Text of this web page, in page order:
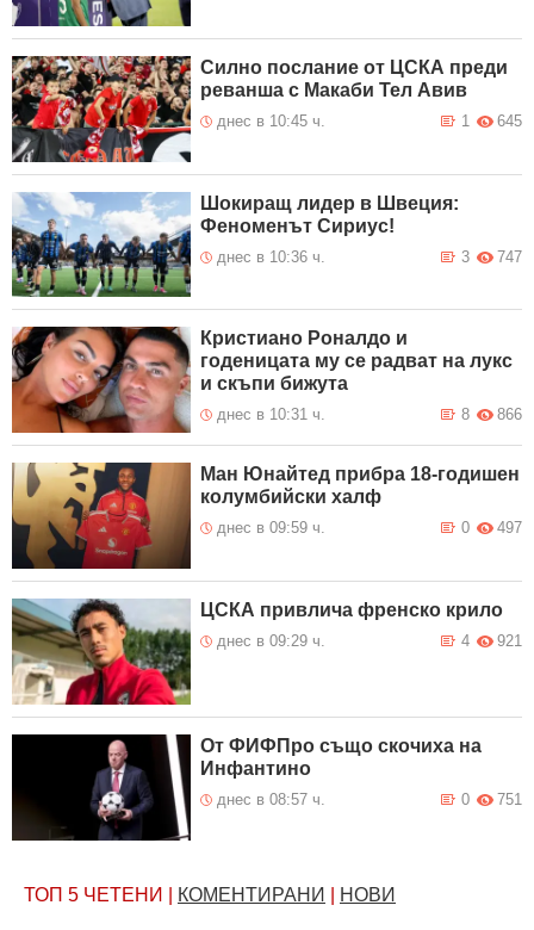
Силно послание от ЦСКА преди
реванша с Макаби Тел Авив
днес в 10:45 ч. 645
1
Шокиращ лидер в Швеция:
Феноменът Сириус!
днес в 10:36 ч. 747
3
Кристиано Роналдо и
годеницата му се радват на лукс
и скъпи бижута
днес в 10:31 ч. 866
8
Ман Юнайтед прибра 18-годишен
колумбийски халф
днес в 09:59 ч. 497
0
ЦСКА привлича френско крило
днес в 09:29 ч. 921
4
От ФИФПро също скочиха на
Инфантино
днес в 08:57 ч. 751
0
ТОП 5 ЧЕТЕНИ КОМЕНТИРАНИ НОВИ